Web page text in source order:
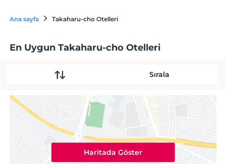
Ana sayfa Takaharu-cho Otelleri
En Uygun Takaharu-cho Otelleri
Sırala
Haritada Göster